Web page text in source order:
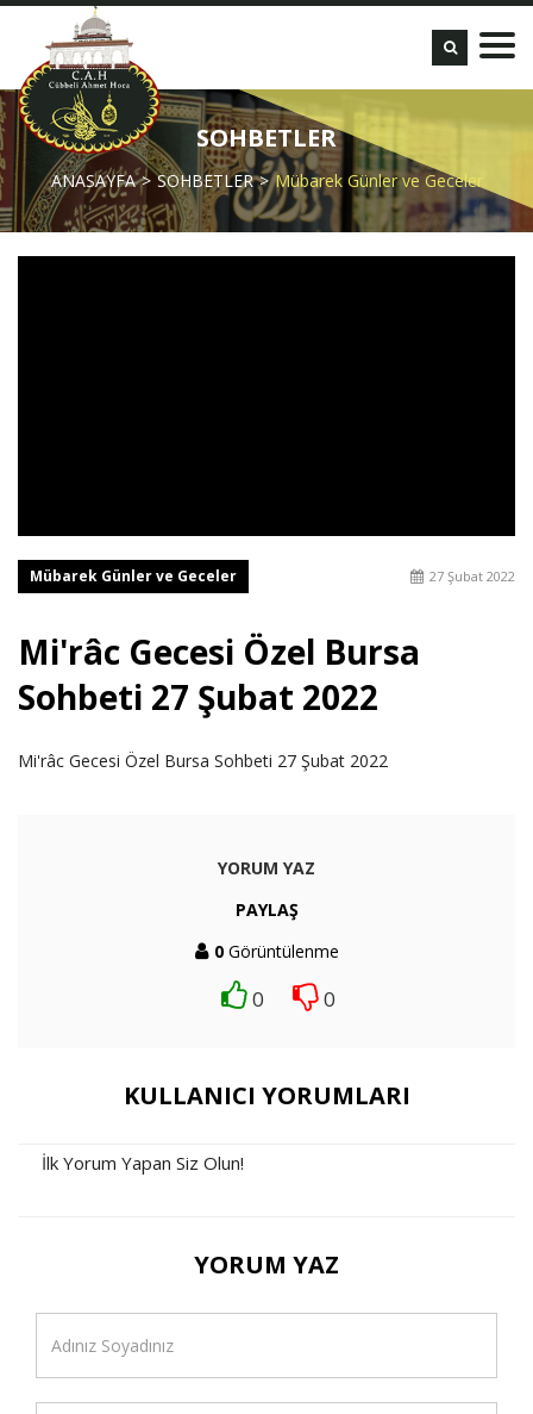
SOHBETLER
ANASAYFA SOHBETLER Mübarek Günler ve Geceler
Mübarek Günler ve Geceler 27 Şubat 2022
Mi'râc Gecesi Özel Bursa
Sohbeti 27 Şubat 2022
Mi'râc Gecesi Özel Bursa Sohbeti 27 Şubat 2022
YORUM YAZ
PAYLAŞ
0Görüntülenme
0 0
KULLANICI YORUMLARI
İlk Yorum Yapan Siz Olun!
YORUM YAZ